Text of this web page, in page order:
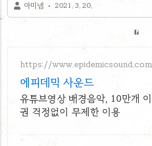
아미넴 2021. 3. 20.
https://
에피데믹 사운드
유튜브영상 배경음악, 10만개
권 걱정없이 무제한 이용